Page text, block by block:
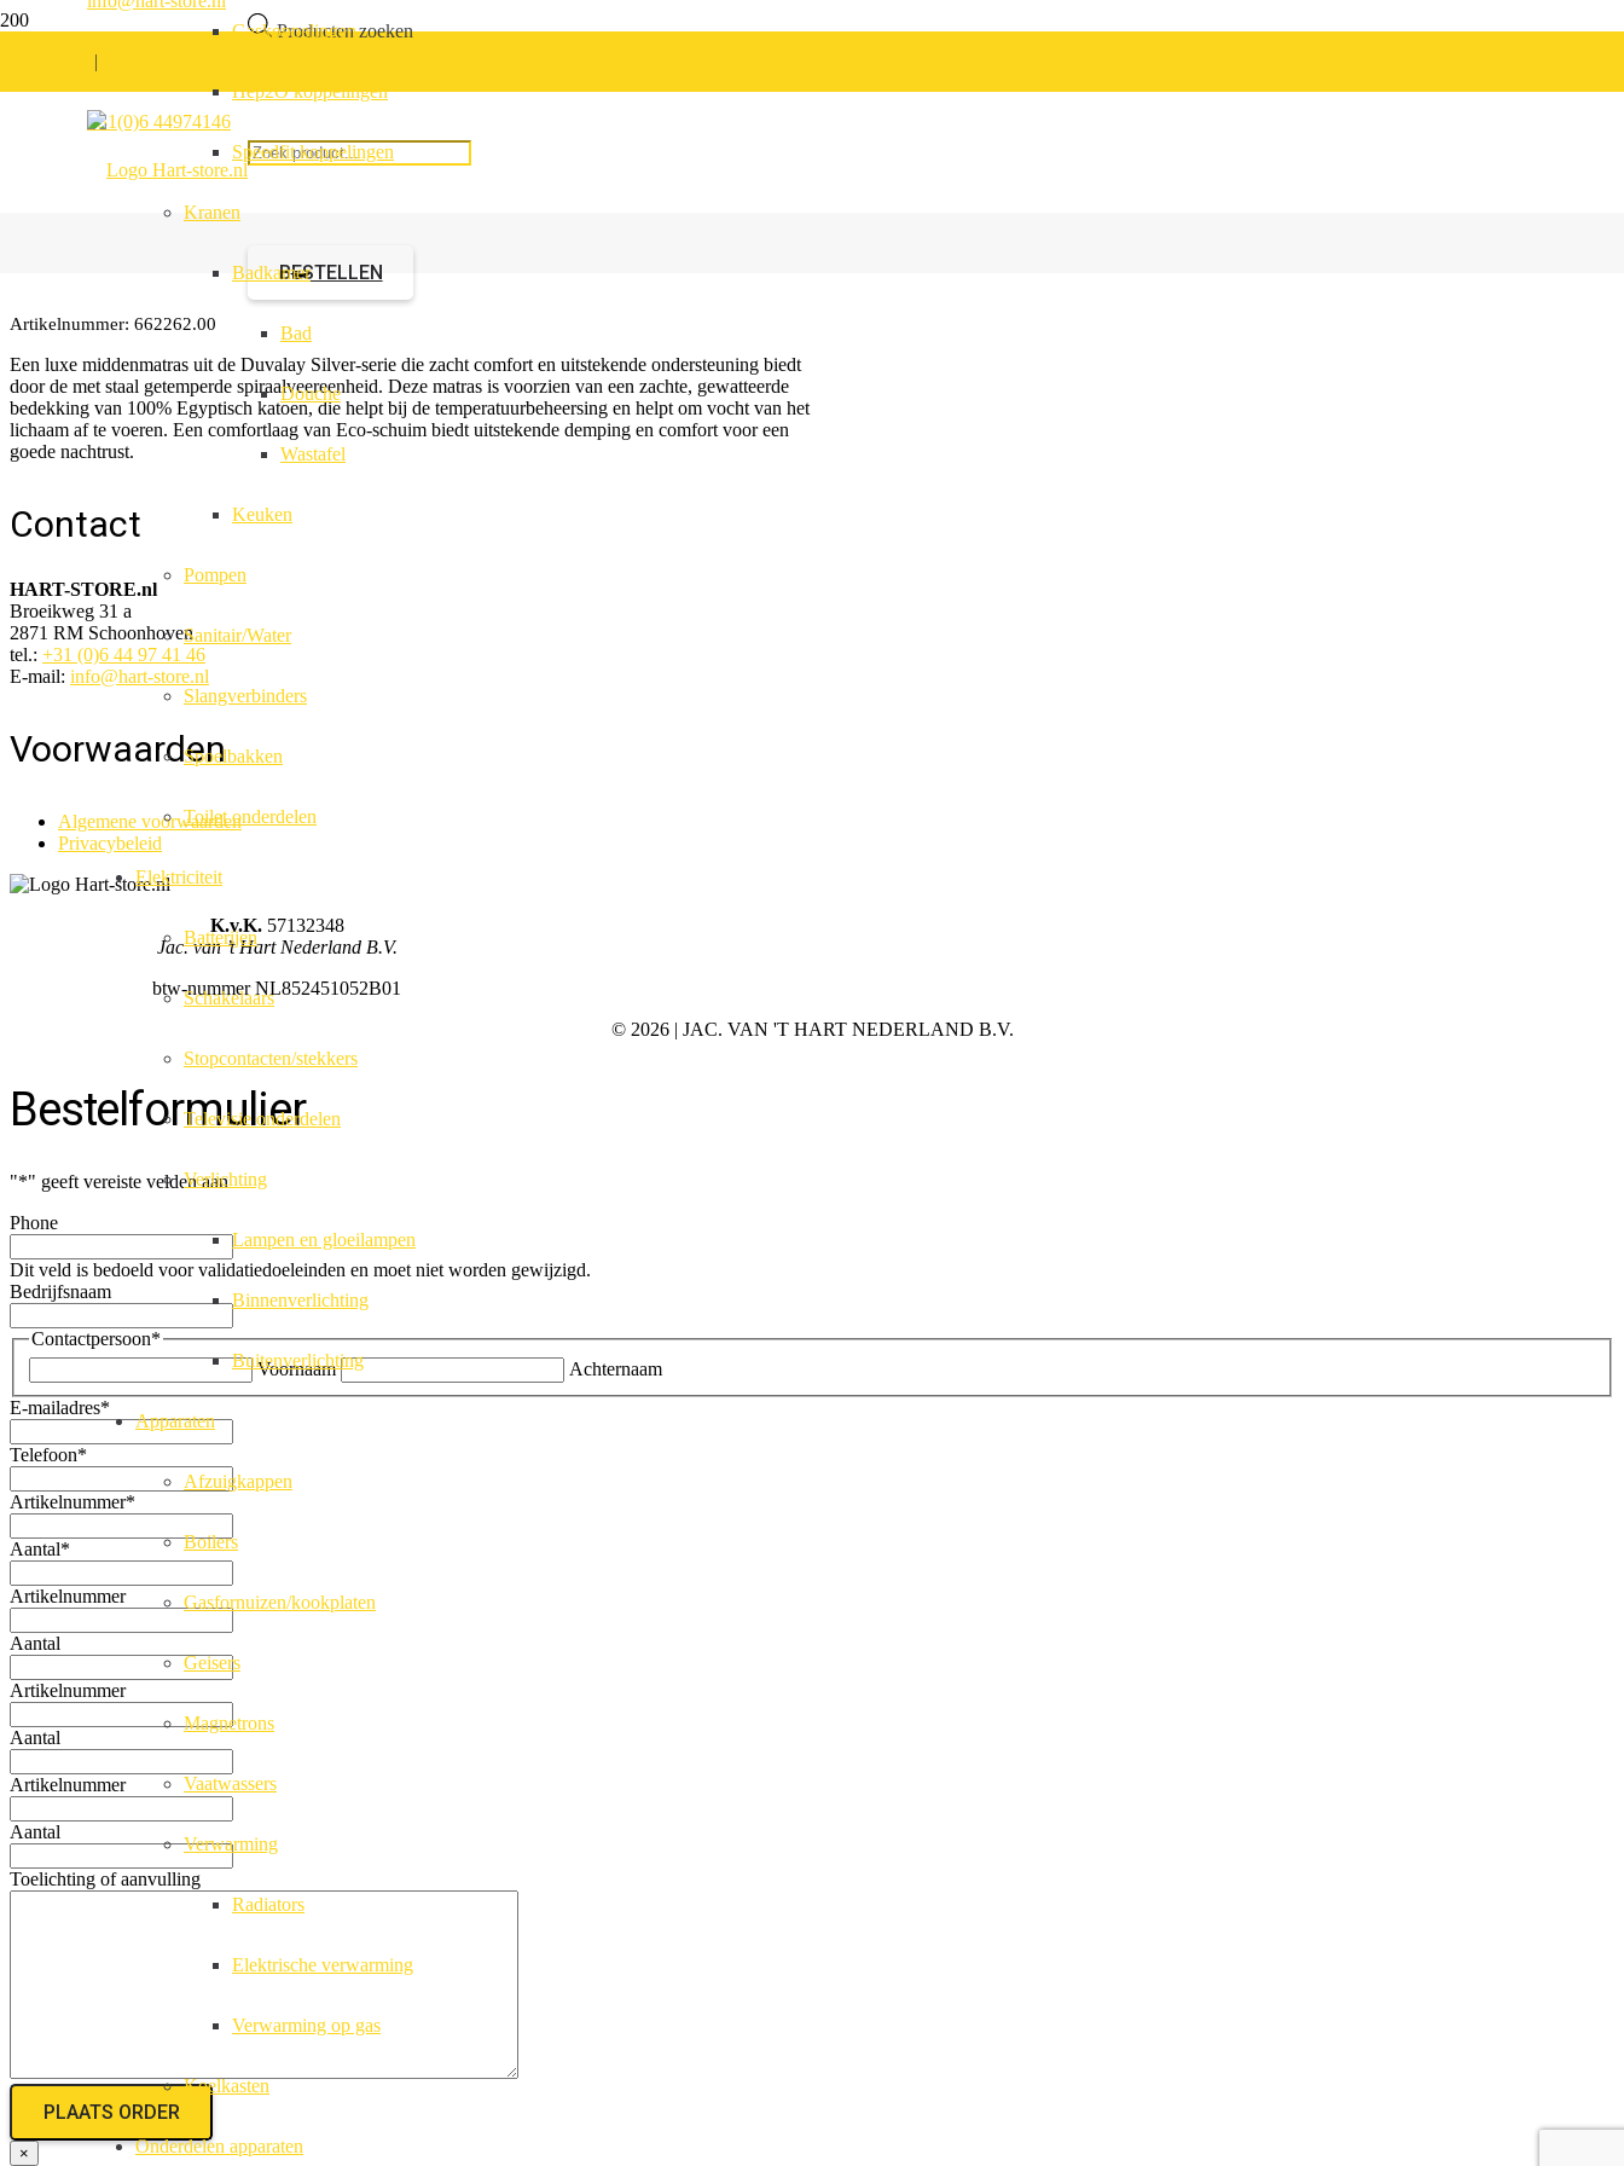
|
+31(0)6 44974146
Producten zoeken
BESTELLEN
Gaskoppelingen
Hep2O koppelingen
Speedfit koppelingen
Kranen
Badkamer
Bad
Douche
Wastafel
Keuken
Pompen
Sanitair/Water
Slangverbinders
Spoelbakken
Toilet onderdelen
Elektriciteit
Batterijen
Schakelaars
Stopcontacten/stekkers
Televisie onderdelen
Verlichting
Lampen en gloeilampen
Binnenverlichting
Buitenverlichting
Apparaten
Afzuigkappen
Boilers
Gasfornuizen/kookplaten
Geisers
Magnetrons
Vaatwassers
Verwarming
Radiators
Elektrische verwarming
Verwarming op gas
Koelkasten
Onderdelen apparaten
Duvalay enkele matras 22cm
Bonell vering 190×67,5cm
Artikelnummer: 662262.00
Een luxe middenmatras uit de Duvalay Silver-serie die zacht comfort en uitstekende ondersteuning biedt
door de met staal getemperde spiraalveereenheid. Deze matras is voorzien van een zachte, gewatteerde
bedekking van 100% Egyptisch katoen, die helpt bij de temperatuurbeheersing en helpt om vocht van het
lichaam af te voeren. Een comfortlaag van Eco-schuim biedt uitstekende demping en comfort voor een
goede nachtrust.
Contact
HART-STORE.nl
Broeikweg 31 a
2871 RM Schoonhoven
tel.: +31 (0)6 44 97 41 46
E-mail: info@hart-store.nl
Voorwaarden
Algemene voorwaarden
Privacybeleid
K.v.K.57132348
Jac. van ’t Hart Nederland B.V.
btw-nummer NL852451052B01
© 2026 | JAC. VAN 'T HART NEDERLAND B.V.
Bestelformulier
"*" geeft vereiste velden aan
Phone
Dit veld is bedoeld voor validatiedoeleinden en moet niet worden gewijzigd.
Bedrijfsnaam
Contactpersoon*
Voornaam
Achternaam
E-mailadres*
Telefoon*
Artikelnummer*
Aantal*
Artikelnummer
Aantal
Artikelnummer
Aantal
Artikelnummer
Aantal
Toelichting of aanvulling
×